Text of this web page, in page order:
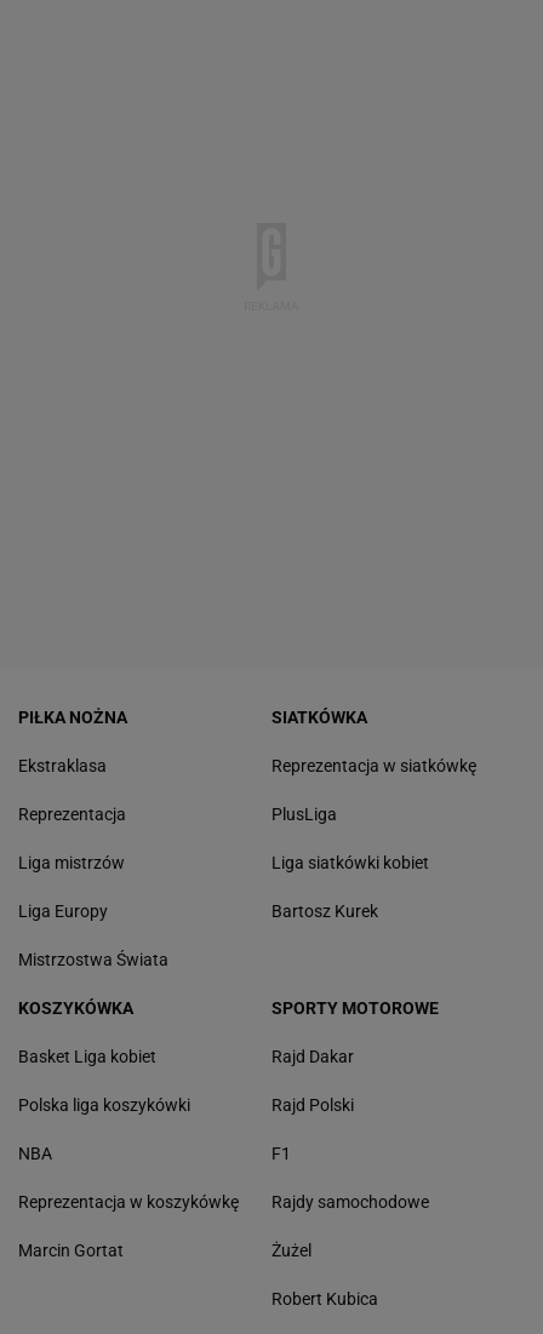
PIŁKA NOŻNA
Ekstraklasa
Reprezentacja
Liga mistrzów
Liga Europy
Mistrzostwa Świata
SIATKÓWKA
Reprezentacja w siatkówkę
PlusLiga
Liga siatkówki kobiet
Bartosz Kurek
KOSZYKÓWKA
Basket Liga kobiet
Polska liga koszykówki
NBA
Reprezentacja w koszykówkę
Marcin Gortat
SPORTY MOTOROWE
Rajd Dakar
Rajd Polski
F1
Rajdy samochodowe
Żużel
Robert Kubica